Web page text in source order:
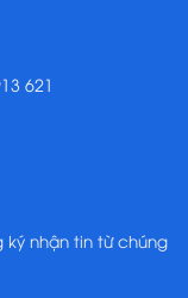
621
nhận tin từ chúng